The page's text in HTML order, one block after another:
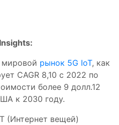
мировой рынок 5G IoT, как
CAGR 8,10 с 2022 по
более 9 долл.12
к 2030 году.
(Интернет вещей)